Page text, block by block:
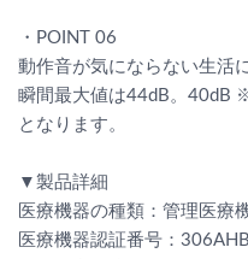
・POINT 06
動作音が気にならない生活
瞬間最大値は44dB。40dB
となります。
▼製品詳細
医療機器の種類：管理医療
医療機器認証番号：